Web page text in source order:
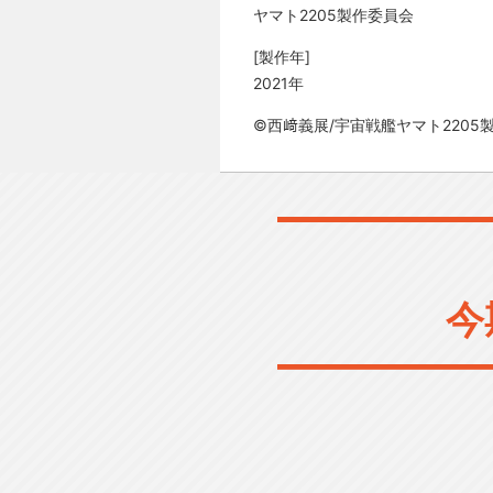
ヤマト2205製作委員会
[製作年]
2021年
©西﨑義展/宇宙戦艦ヤマト2205